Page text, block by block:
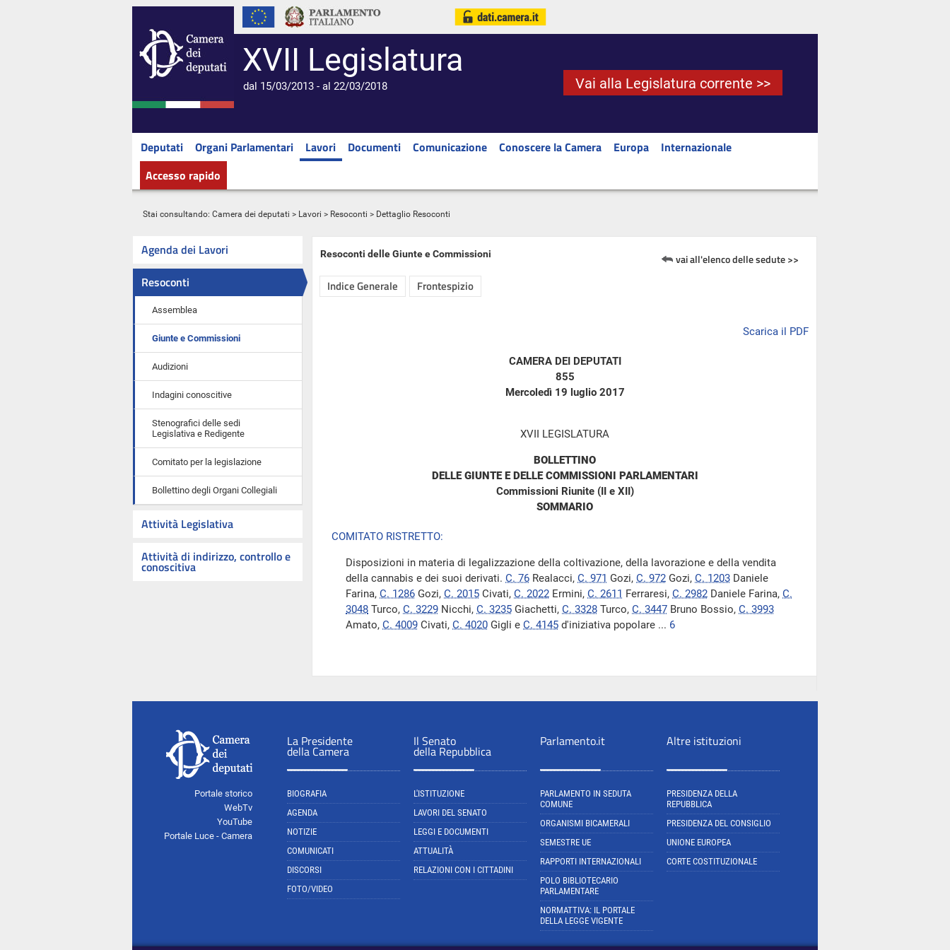
XVII Legislatura
dal 15/03/2013 - al 22/03/2018 Vai alla Legislatura corrente >>
Deputati Organi Parlamentari Lavori Documenti Comunicazione Conoscere la Camera Europa
Internazionale
Accesso rapido
Stai consultando: Camera dei deputati > Lavori > Resoconti > Dettaglio Resoconti
Agenda dei Lavori
Resoconti
Assemblea
Giunte e Commissioni
Audizioni
Indagini conoscitive
Stenografici delle sedi
Legislativa e Redigente
Comitato per la legislazione
Bollettino degli Organi Collegiali
Attività Legislativa
Attività di indirizzo, controllo e
conoscitiva
Resoconti delle Giunte e Commissioni vai all'elenco delle sedute >>
Indice Generale Frontespizio
Scarica il PDF
CAMERA DEI DEPUTATI
855
Mercoledì 19 luglio 2017
XVII LEGISLATURA
BOLLETTINO
DELLE GIUNTE E DELLE COMMISSIONI PARLAMENTARI
Commissioni Riunite (II e XII)
SOMMARIO
COMITATO RISTRETTO:
Disposizioni in materia di legalizzazione della coltivazione, della lavorazione e della vendita
della cannabis e dei suoi derivati. C. 76 Realacci, C. 971 Gozi, C. 972 Gozi, C. 1203 Daniele
Farina, C. 1286 Gozi, C. 2015 Civati, C. 2022 Ermini, C. 2611 Ferraresi, C. 2982 Daniele Farina, C.
3048 Turco, C. 3229 Nicchi, C. 3235 Giachetti, C. 3328 Turco, C. 3447 Bruno Bossio, C. 3993
Amato, C. 4009 Civati, C. 4020 Gigli e C. 4145 d'iniziativa popolare ... 6
Portale storico
WebTv
YouTube
Portale Luce - Camera
La Presidente
della Camera
BIOGRAFIA
AGENDA
NOTIZIE
COMUNICATI
DISCORSI
FOTO/VIDEO
Il Senato
della Repubblica
L'ISTITUZIONE
LAVORI DEL SENATO
LEGGI E DOCUMENTI
ATTUALITÀ
RELAZIONI CON I CITTADINI
Parlamento.it
PARLAMENTO IN SEDUTA
COMUNE
ORGANISMI BICAMERALI
SEMESTRE UE
RAPPORTI INTERNAZIONALI
POLO BIBLIOTECARIO
PARLAMENTARE
NORMATTIVA: IL PORTALE
DELLA LEGGE VIGENTE
Altre istituzioni
PRESIDENZA DELLA
REPUBBLICA
PRESIDENZA DEL CONSIGLIO
UNIONE EUROPEA
CORTE COSTITUZIONALE